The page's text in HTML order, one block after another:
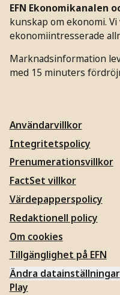
EFN Ekonomikanalen
kunskap om ekonomi.
ekonomiintresserade
Marknadsinformation
med 15 minuters
Användarvillkor
Integritetspolicy
Prenumerationsvillkor
FactSet villkor
Värdepapperspolicy
Redaktionell policy
Om cookies
Tillgänglighet på EFN
Ändra datainställningar
Play